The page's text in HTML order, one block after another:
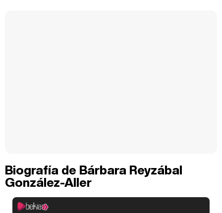
Biografía de Bárbara Reyzábal
González-Aller